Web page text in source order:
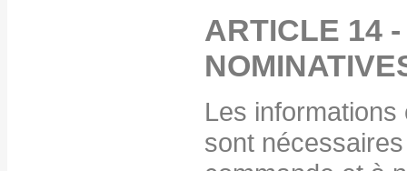
ARTICLE 14
Les
sont